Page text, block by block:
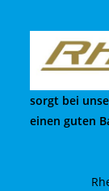
sorgt bei
einen guten